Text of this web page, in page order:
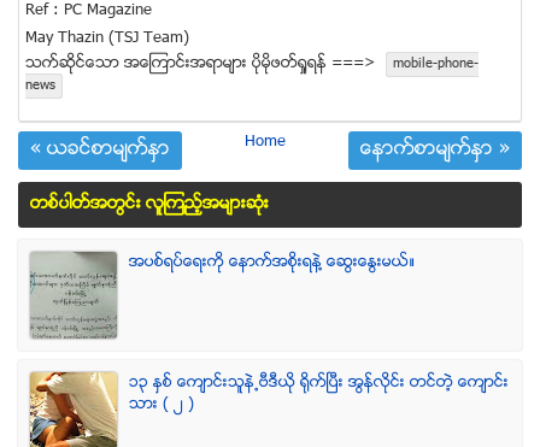
Ref : PC Magazine
May Thazin (TSJ Team)
သက္ဆုိင္ေသာ အေၾကာင္းအရာမ်ား ပုိမုိဖတ္ရႈရန္ ===>
mobile-phone-
news
« ယခင္စာမ်က္ႏွာ Home ေနာက္စာမ်က္ႏွာ »
တစ္ပါတ္အတြင္း လူၾကည့္အမ်ားဆံုး
အပစ္ရပ္ေရးကို ေနာက္အစိုးရနဲ႔ ေဆြးေႏြးမယ္။
၁၃ ႏွစ္ ေက်ာင္းသူနဲ႕ဗီဒီယို ရိုက္ျပီး အြန္လိုင္း တင္တဲ့ ေက်ာင္း
သား ( ၂ )